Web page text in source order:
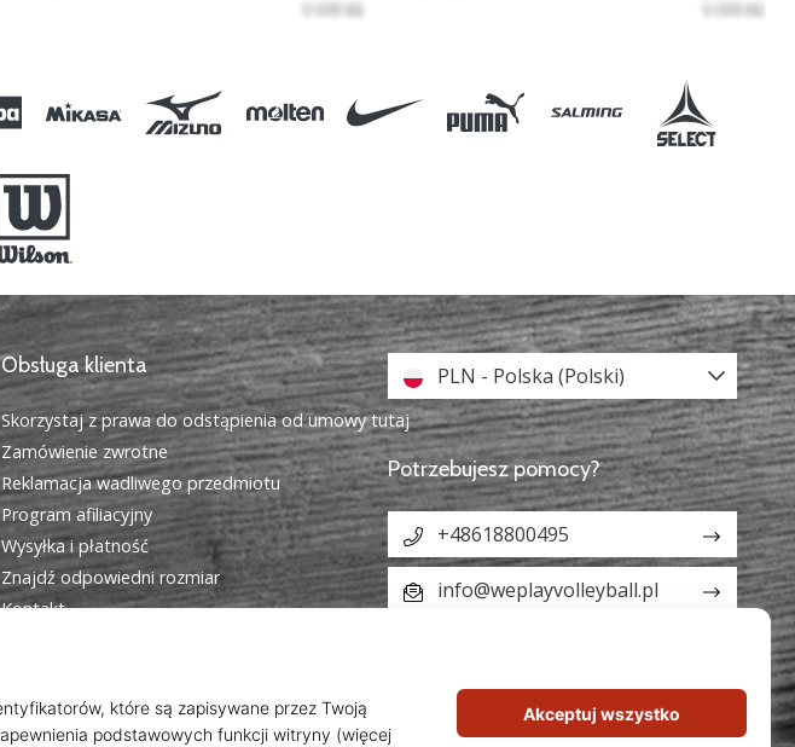
Obsługa klienta
Skorzystaj z prawa do odstąpienia od umowy tutaj
Zamówienie zwrotne
Reklamacja wadliwego przedmiotu
Program afiliacyjny
Wysyłka i płatność
Znajdź odpowiedni rozmiar
Kontakt
Program dla ambasadorów
PLN - Polska (Polski)
Potrzebujesz pomocy?
+48618800495
info@weplayvolleyball.pl